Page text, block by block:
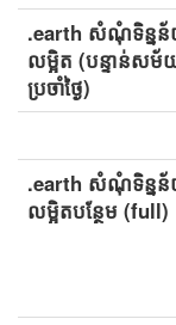
.earth សំណុំទិន្ន
លម្អិត (បន្ទាន់សម័
ប្រចាំថ្ងៃ)
.earth សំណុំទិន្ន
លម្អិតបន្ថែម (full)